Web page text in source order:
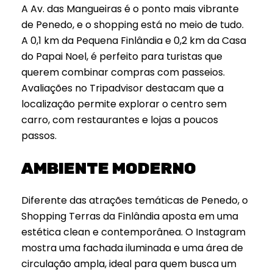
A Av. das Mangueiras é o ponto mais vibrante
de Penedo, e o shopping está no meio de tudo.
A 0,1 km da Pequena Finlândia e 0,2 km da Casa
do Papai Noel, é perfeito para turistas que
querem combinar compras com passeios.
Avaliações no Tripadvisor destacam que a
localização permite explorar o centro sem
carro, com restaurantes e lojas a poucos
passos.
AMBIENTE MODERNO
Diferente das atrações temáticas de Penedo, o
Shopping Terras da Finlândia aposta em uma
estética clean e contemporânea. O Instagram
mostra uma fachada iluminada e uma área de
circulação ampla, ideal para quem busca um